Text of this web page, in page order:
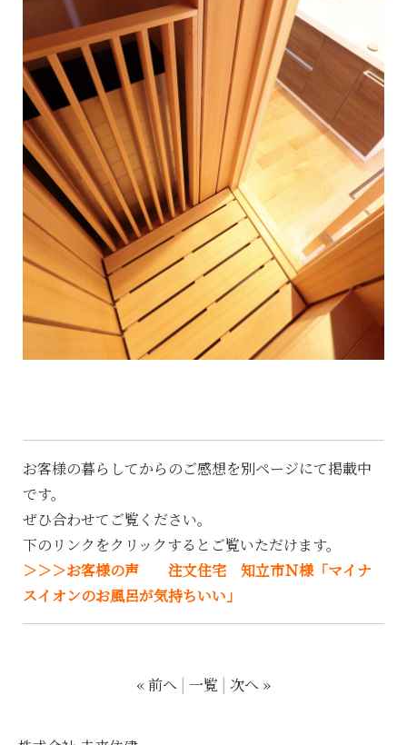
お客様の暮らしてからのご感想を別ページにて掲載中
です。
ぜひ合わせてご覧ください。
下のリンクをクリックするとご覧いただけます。
＞＞＞お客様の声 注文住宅 知立市Ｎ様「マイナ
スイオンのお風呂が気持ちいい」
« 前へ 一覧 次へ »